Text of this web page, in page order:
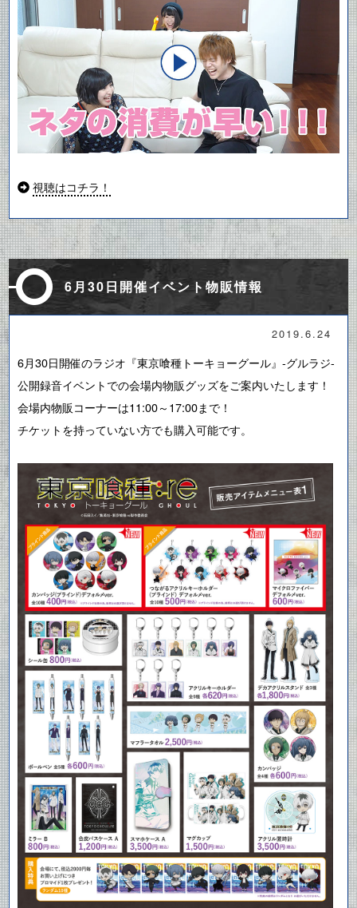
視聴はコチラ！
6月30日開催イベント物販情報
2019.6.24
6月30日開催のラジオ『東京喰種トーキョーグール』-グルラジ-
公開録音イベントでの会場内物販グッズをご案内いたします！
会場内物販コーナーは11:00～17:00まで！
チケットを持っていない方でも購入可能です。